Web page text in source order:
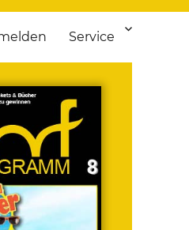
Service